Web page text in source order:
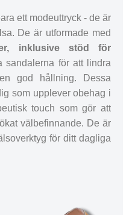
ett modeuttryck - de är
De är utformade med
inklusive stöd för
sandalerna för att lindra
god hållning. Dessa
som upplever obehag i
touch som gör att
välbefinnande. De är
för ditt dagliga